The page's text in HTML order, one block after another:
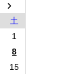
土
1
8
15